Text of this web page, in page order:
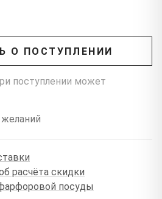
О ПОСТУПЛЕНИИ
поступлении может
расчёта скидки
посуды